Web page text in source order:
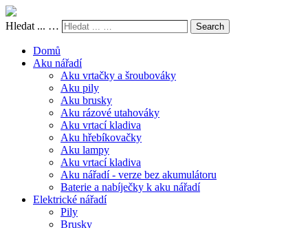
Hledat ... … Search
Domů
Aku nářadí
Aku vrtačky a šroubováky
Aku pily
Aku brusky
Aku rázové utahováky
Aku vrtací kladiva
Aku hřebíkovačky
Aku lampy
Aku vrtací kladiva
Aku nářadí - verze bez akumulátoru
Baterie a nabíječky k aku nářadí
Elektrické nářadí
Pily
Brusky